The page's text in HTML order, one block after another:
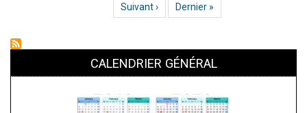
comité
du
Page suivante
Suivant › Dernière page
Dernier »
CALENDRIER GÉNÉRAL